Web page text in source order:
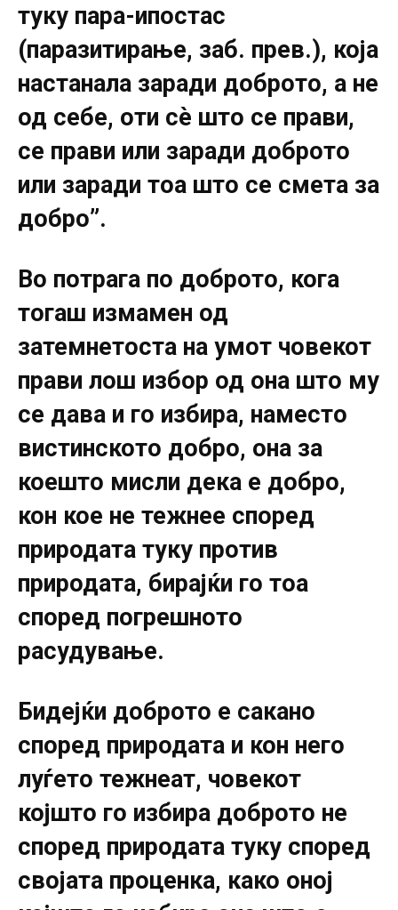
туку пара-ипостас
(паразитирање, заб. прев.), која
настанала заради доброто, а не
од себе, оти сѐ што се прави,
се прави или заради доброто
или заради тоа што се смета за
добро”.
Bo потрага по доброто, кога
тогаш измамен од
затемнетоста на умот човекот
прави лош избор од она што му
се дава и го избира, наместо
вистинското добро, она за
коешто мисли дека е добро,
кон кое не тежнее според
природата туку против
природата, бирајќи го тоа
според погрешното
расудување.
Бидејќи доброто е сакано
според природата и кон него
луѓето тежнеат, човекот
којшто го избира доброто не
според природата туку според
својата проценка, како оној